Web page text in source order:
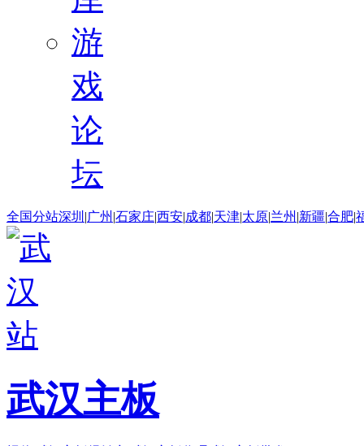
游
戏
论
坛
全国分站深圳 |广州 |石家庄|西安|成都|天津|太原|兰州 |新疆|合肥|
武汉主板